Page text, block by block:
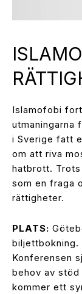
Islamofobi
utmaningarna
i Sverige fatt
om att riva
hatbrott.
som en fraga
rättigheter.
PLATS:
biljettbokning.
Konferensen
behov av
kommer ett